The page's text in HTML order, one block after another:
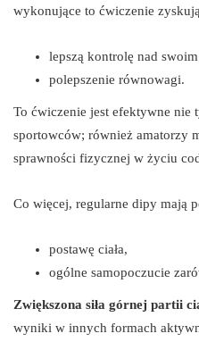
wykonujące to ćwiczenie
lepszą kontrolę nad swoim
polepszenie równowagi.
To ćwiczenie jest efektywne nie
sportowców; również amatorzy
sprawności fizycznej w życiu
Co więcej, regularne dipy mają
postawę ciała,
ogólne samopoczucie
Zwiększona siła górnej partii
wyniki w innych formach